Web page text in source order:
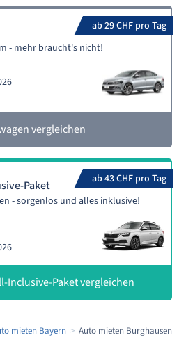
ab 29 CHF pro Tag
- mehr braucht's nicht!
vergleichen
ab 43 CHF pro Tag
Paket
- sorgenlos und alles inklusive!
Inclusive-Paket vergleichen
mieten Bayern Auto mieten Burghausen